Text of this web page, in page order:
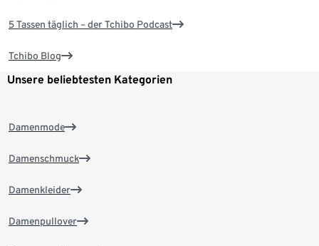
5 Tassen täglich – der Tchibo Podcast
Tchibo Blog
Unsere beliebtesten Kategorien
Damenmode
Damenschmuck
Damenkleider
Damenpullover